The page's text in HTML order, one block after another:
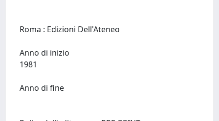
Anno di inizio
Anno di fine